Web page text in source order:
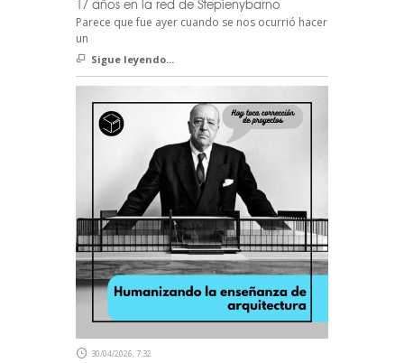
17 años en la red de Stepienybarno
Parece que fue ayer cuando se nos ocurrió hacer
un
Sigue leyendo...
30/04/2026, 7:32